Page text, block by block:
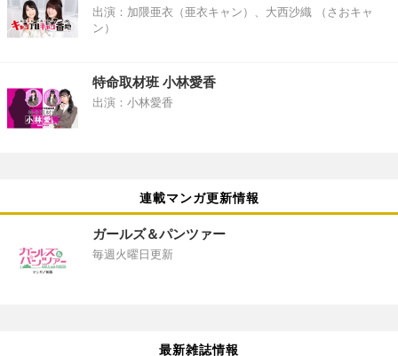
出演：加隈亜衣（亜衣キャン）、大西沙織 （さおキャ
ン）
特命取材班 小林愛香
出演：小林愛香
連載マンガ更新情報
ガールズ＆パンツァー
毎週火曜日更新
最新雑誌情報